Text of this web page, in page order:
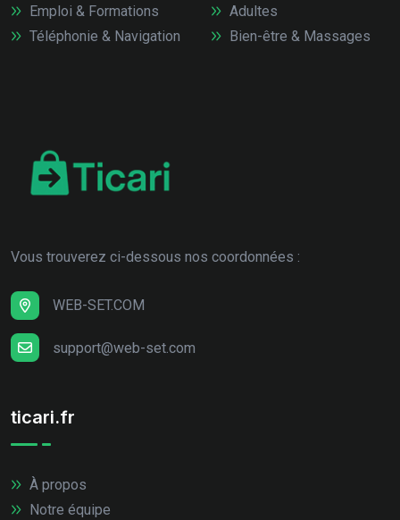
Emploi & Formations
Téléphonie & Navigation
Adultes
Bien-être & Massages
Vous trouverez ci-dessous nos coordonnées :
WEB-SET.COM
support@web-set.com
ticari.fr
À propos
Notre équipe